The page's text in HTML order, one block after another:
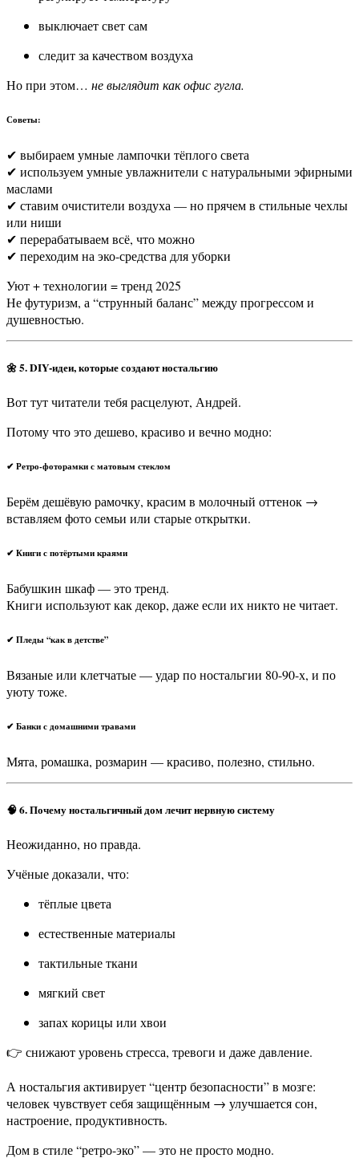
выключает свет сам
следит за качеством воздуха
Но при этом… не выглядит как офис гугла.
Советы:
✔ выбираем умные лампочки тёплого света
✔ используем умные увлажнители с натуральными эфирными
маслами
✔ ставим очистители воздуха — но прячем в стильные чехлы
или ниши
✔ перерабатываем всё, что можно
✔ переходим на эко-средства для уборки
Уют + технологии = тренд 2025
Не футуризм, а “струнный баланс” между прогрессом и
душевностью.
🌼5. DIY-идеи, которые создают ностальгию
Вот тут читатели тебя расцелуют, Андрей.
Потому что это дешево, красиво и вечно модно:
✔ Ретро-фоторамки с матовым стеклом
Берём дешёвую рамочку, красим в молочный оттенок →
вставляем фото семьи или старые открытки.
✔ Книги с потёртыми краями
Бабушкин шкаф — это тренд.
Книги используют как декор, даже если их никто не читает.
✔ Пледы “как в детстве”
Вязаные или клетчатые — удар по ностальгии 80-90-х, и по
уюту тоже.
✔ Банки с домашними травами
Мята, ромашка, розмарин — красиво, полезно, стильно.
🧠6. Почему ностальгичный дом лечит нервную систему
Неожиданно, но правда.
Учёные доказали, что:
тёплые цвета
естественные материалы
тактильные ткани
мягкий свет
запах корицы или хвои
👉 снижают уровень стресса, тревоги и даже давление.
А ностальгия активирует “центр безопасности” в мозге:
человек чувствует себя защищённым → улучшается сон,
настроение, продуктивность.
Дом в стиле “ретро-эко” — это не просто модно.